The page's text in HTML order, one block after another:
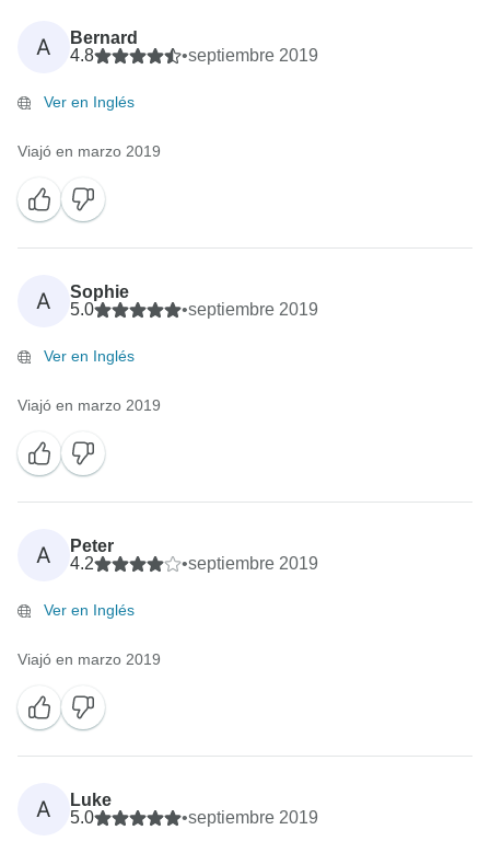
A
Bernard
4.8
•septiembre 2019
Ver en Inglés
Viajó en marzo 2019
A
Sophie
5.0
•septiembre 2019
Ver en Inglés
Viajó en marzo 2019
A
Peter
4.2
•septiembre 2019
Ver en Inglés
Viajó en marzo 2019
A
Luke
5.0
•septiembre 2019